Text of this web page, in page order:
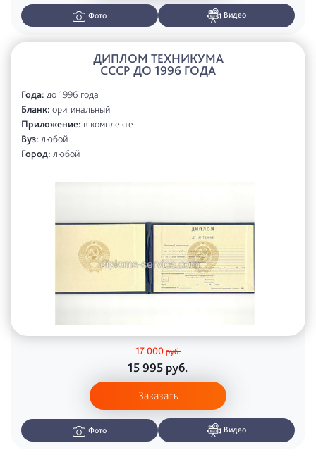
Фото Видео
ДИПЛОМ ТЕХНИКУМА
СССР ДО 1996 ГОДА
Года: до 1996 года
Бланк: оригинальный
Приложение: в комплекте
Вуз: любой
Город: любой
17 000руб.
15 995 руб.
Заказать
Фото Видео